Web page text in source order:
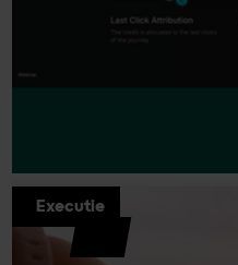
Billy Grace:
bedrijven verder
Executie